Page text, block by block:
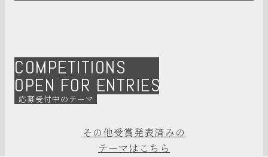
COMPETITIONS
OPEN FOR ENTRIES
応募受付中のテーマ
その他受賞発表済みの
テーマはこちら